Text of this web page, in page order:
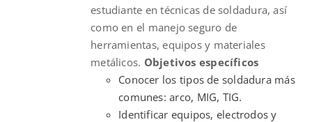
estudiante en técnicas de soldadura, así
como en el manejo seguro de
herramientas, equipos y materiales
metálicos. Objetivos específicos
Conocer los tipos de soldadura más
comunes: arco, MIG, TIG.
Identificar equipos, electrodos y